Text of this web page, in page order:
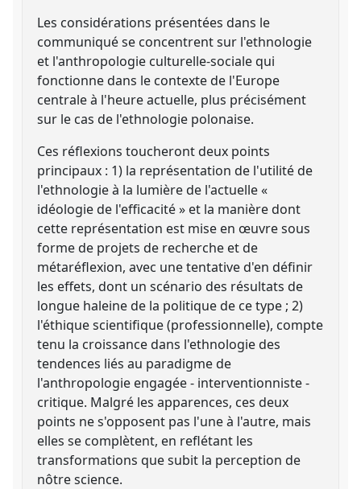
Les considérations présentées dans le
communiqué se concentrent sur l'ethnologie
et l'anthropologie culturelle-sociale qui
fonctionne dans le contexte de l'Europe
centrale à l'heure actuelle, plus précisément
sur le cas de l'ethnologie polonaise.
Ces réflexions toucheront deux points
principaux : 1) la représentation de l'utilité de
l'ethnologie à la lumière de l'actuelle «
idéologie de l'efficacité » et la manière dont
cette représentation est mise en œuvre sous
forme de projets de recherche et de
métaréflexion, avec une tentative d'en définir
les effets, dont un scénario des résultats de
longue haleine de la politique de ce type ; 2)
l'éthique scientifique (professionnelle), compte
tenu la croissance dans l'ethnologie des
tendences liés au paradigme de
l'anthropologie engagée - interventionniste -
critique. Malgré les apparences, ces deux
points ne s'opposent pas l'une à l'autre, mais
elles se complètent, en reflétant les
transformations que subit la perception de
nôtre science.